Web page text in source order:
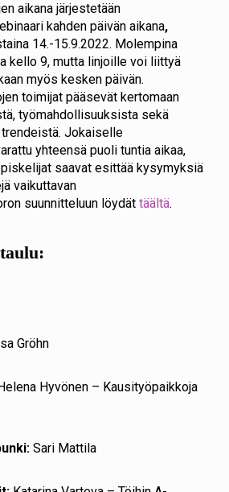
aikana järjestetään
kahden päivän aikana,
14.-15.9.2022. Molempina
kello 9, mutta linjoille voi liittyä
myös kesken päivän.
toimijat pääsevät kertomaan
työmahdollisuuksista sekä
Jokaiselle
yhteensä puoli tuntia aikaa,
saavat esittää kysymyksiä
vaikuttavan
suunnitteluun löydät täältä.
Gröhn
Helena Hyvönen – Kausityöpaikkoja
Sari Mattila